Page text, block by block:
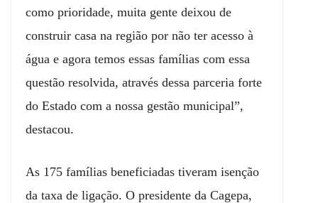
como prioridade, muita gente deixou de
construir casa na região por não ter acesso à
água e agora temos essas famílias com essa
questão resolvida, através dessa parceria forte
do Estado com a nossa gestão municipal”,
destacou.
As 175 famílias beneficiadas tiveram isenção
da taxa de ligação. O presidente da Cagepa,